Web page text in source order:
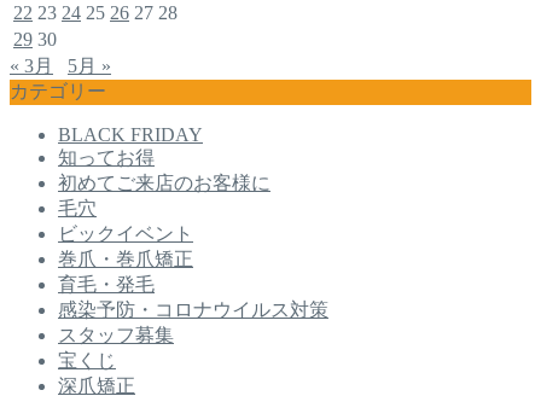
22 23 24 25 26 27 28
29 30
« 3月
5月 »
カテゴリー
BLACK FRIDAY
知ってお得
初めてご来店のお客様に
毛穴
ビックイベント
巻爪・巻爪矯正
育毛・発毛
感染予防・コロナウイルス対策
スタッフ募集
宝くじ
深爪矯正